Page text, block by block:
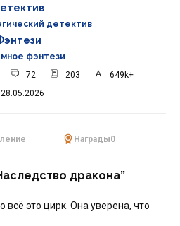
детектив
фэнтези
72 203
649k+
28.05.2026
Награды0
дракона”
всё это цирк. Она уверена, что